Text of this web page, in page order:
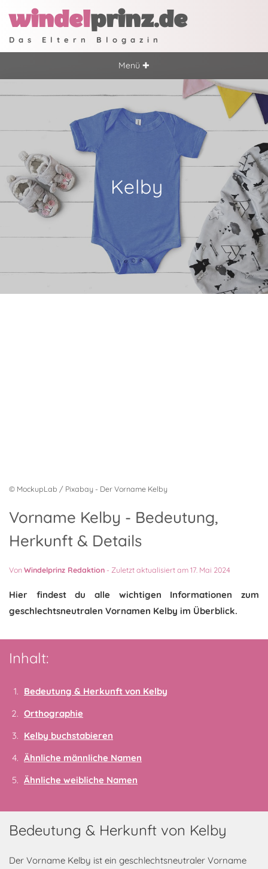
windelprinz.de
Das Eltern Blogazin
Menü ✚
Kelby
© MockupLab / Pixabay - Der Vorname Kelby
Vorname Kelby - Bedeutung,
Herkunft & Details
VonWindelprinz Redaktion - Zuletzt aktualisiert am 17. Mai 2024
Hier findest du alle wichtigen Informationen zum
geschlechtsneutralen Vornamen Kelby im Überblick.
Inhalt:
Bedeutung & Herkunft von Kelby
Orthographie
Kelby buchstabieren
Ähnliche männliche Namen
Ähnliche weibliche Namen
Bedeutung & Herkunft von Kelby
Der Vorname Kelby ist ein geschlechtsneutraler Vorname